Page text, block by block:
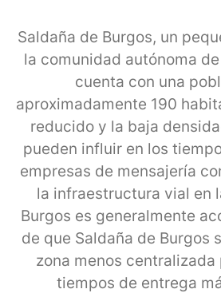
Saldaña de Burgos, un
la comunidad autónoma
cuenta con una
aproximadamente 190
reducido y la baja
pueden influir en los
empresas de mensajería
la infraestructura vial en
Burgos es generalmente
de que Saldaña de Burgos
zona menos centralizada
tiempos de entrega